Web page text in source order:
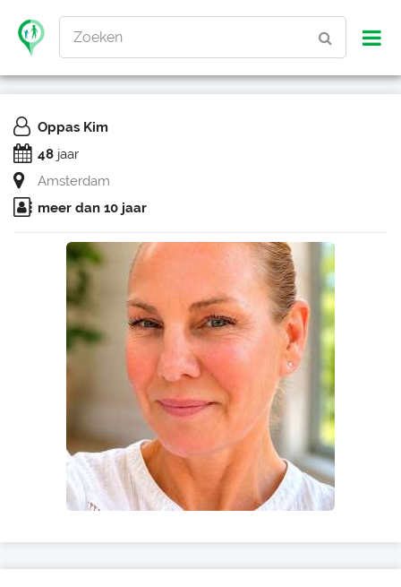
Zoeken
Oppas Kim
48 jaar
Amsterdam
meer dan 10 jaar